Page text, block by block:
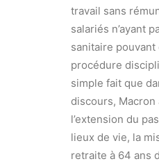
travail sans
salariés n’ayant
sanitaire pouvant
procédure
simple fait que
discours, Macron
l’extension du
lieux de vie, la
retraite à 64 ans